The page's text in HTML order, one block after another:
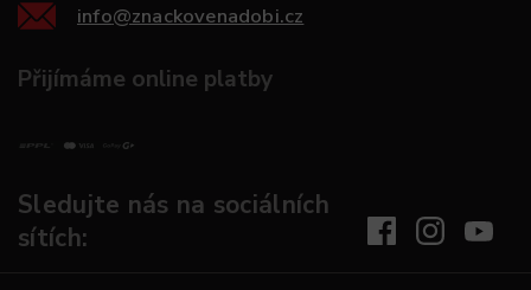
info@znackovenadobi.cz
Přijímáme online platby
Sledujte nás na sociálních
sítích: